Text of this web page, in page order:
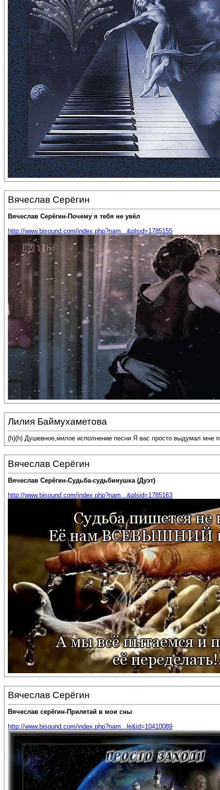
Вячеслав Серёгин
Вячеслав Серёгин-Почему я тебя не увёл
http://www.bisound.com/index.php?nam...&plsid=1785155
Лилия Баймухаметова
(h)(h) Душевное,милое исполнение песни Я вас просто выдумал мне
Вячеслав Серёгин
Вячеслав Серёгин-Судьба-судьбинушка (Дуэт)
http://www.bisound.com/index.php?nam...&plsid=1785163
Вячеслав Серёгин
Вячеслав серёгин-Прилетай в мои сны
http://www.bisound.com/index.php?nam...le&id=10410089